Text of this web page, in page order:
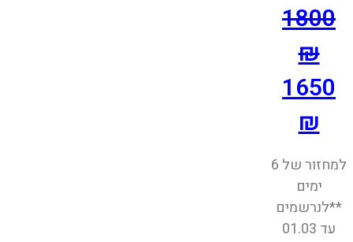
1800
₪
1650
₪
למחזור של 6
ימים
**לנרשמים
עד 01.03